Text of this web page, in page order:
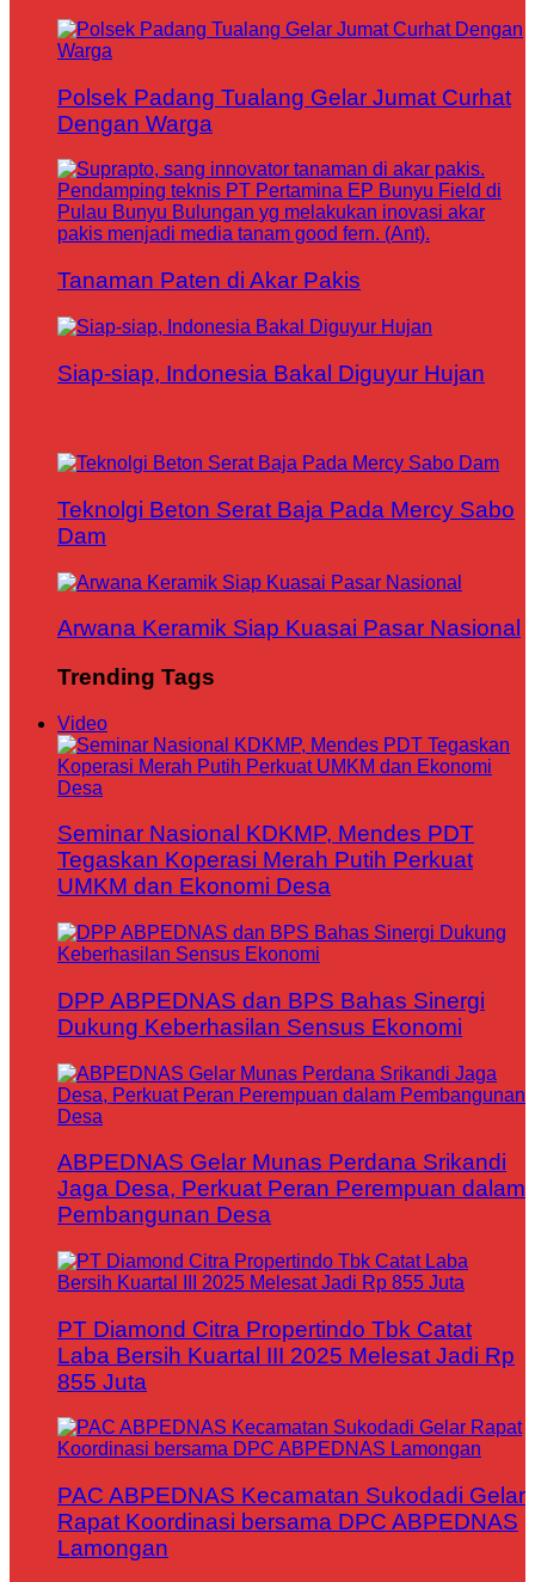
Polsek Padang Tualang Gelar Jumat Curhat
Dengan Warga
Tanaman Paten di Akar Pakis
Siap-siap, Indonesia Bakal Diguyur Hujan
Teknolgi Beton Serat Baja Pada Mercy Sabo
Dam
Arwana Keramik Siap Kuasai Pasar Nasional
Trending Tags
Video
Seminar Nasional KDKMP, Mendes PDT
Tegaskan Koperasi Merah Putih Perkuat
UMKM dan Ekonomi Desa
DPP ABPEDNAS dan BPS Bahas Sinergi
Dukung Keberhasilan Sensus Ekonomi
ABPEDNAS Gelar Munas Perdana Srikandi
Jaga Desa, Perkuat Peran Perempuan dalam
Pembangunan Desa
PT Diamond Citra Propertindo Tbk Catat
Laba Bersih Kuartal III 2025 Melesat Jadi Rp
855 Juta
PAC ABPEDNAS Kecamatan Sukodadi Gelar
Rapat Koordinasi bersama DPC ABPEDNAS
Lamongan